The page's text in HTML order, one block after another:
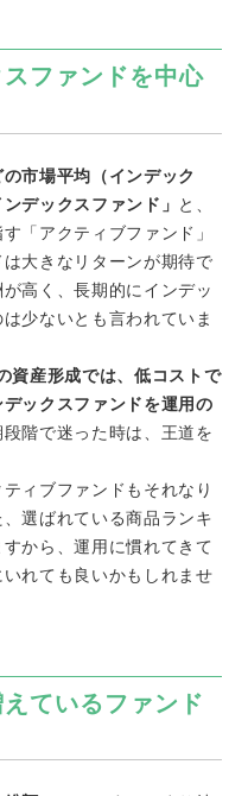
ファンドを中心
市場平均（インデック
デックスファンド」 と、
「アクティブファンド」
大きなリターンが期待で
高く、長期的にインデッ
少ないとも言われていま
資産形成では、低コストで
ックスファンドを運用の
階で迷った時は、王道を
ィブファンドもそれなり
選ばれている商品ランキ
から、運用に慣れてきて
れても良いかもしれませ
ているファンド